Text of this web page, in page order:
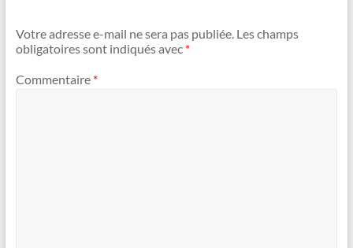
k p
k
Votre adresse e-mail ne sera pas publiée. Les champs
obligatoires sont indiqués avec *
Commentaire *